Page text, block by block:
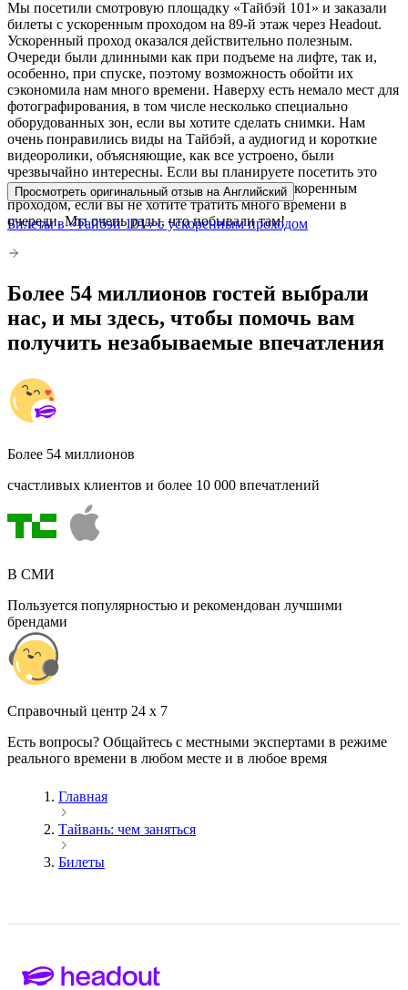
Мы посетили смотровую площадку «Тайбэй 101» и заказали
билеты с ускоренным проходом на 89-й этаж через Headout.
Ускоренный проход оказался действительно полезным.
Очереди были длинными как при подъеме на лифте, так и,
особенно, при спуске, поэтому возможность обойти их
сэкономила нам много времени. Наверху есть немало мест для
фотографирования, в том числе несколько специально
оборудованных зон, если вы хотите сделать снимки. Нам
очень понравились виды на Тайбэй, а аудиогид и короткие
видеоролики, объясняющие, как все устроено, были
чрезвычайно интересны. Если вы планируете посетить это
место, стоит подумать о покупке билетов с ускоренным
проходом, если вы не хотите тратить много времени в
очереди. Мы очень рады, что побывали там!
Просмотреть оригинальный отзыв на Английский
Билеты в «Тайбэй 101» с ускоренным проходом
Более 54 миллионов гостей выбрали
нас, и мы здесь, чтобы помочь вам
получить незабываемые впечатления
Более 54 миллионов
счастливых клиентов и более 10 000 впечатлений
В СМИ
Пользуется популярностью и рекомендован лучшими
брендами
Cправочный центр 24 x 7
Есть вопросы? Общайтесь с местными экспертами в режиме
реального времени в любом месте и в любое время
Главная
Тайвань: чем заняться
Билеты